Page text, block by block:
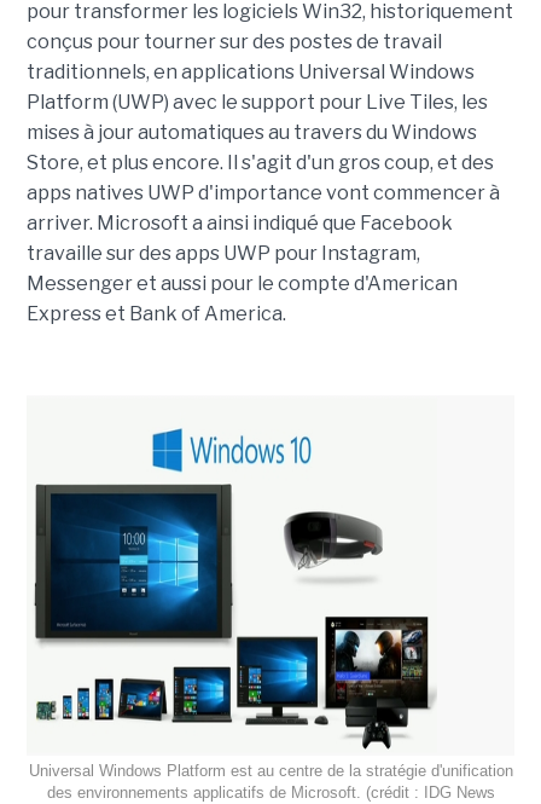
pour transformer les logiciels Win32, historiquement
conçus pour tourner sur des postes de travail
traditionnels, en applications Universal Windows
Platform (UWP) avec le support pour Live Tiles, les
mises à jour automatiques au travers du Windows
Store, et plus encore. Il s'agit d'un gros coup, et des
apps natives UWP d'importance vont commencer à
arriver. Microsoft a ainsi indiqué que Facebook
travaille sur des apps UWP pour Instagram,
Messenger et aussi pour le compte d'American
Express et Bank of America.
Universal Windows Platform est au centre de la stratégie d'unification
des environnements applicatifs de Microsoft. (crédit : IDG News